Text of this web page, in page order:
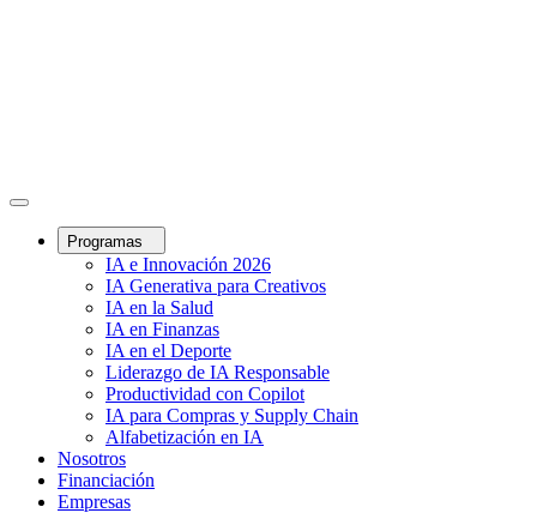
Programas
IA e Innovación 2026
IA Generativa para Creativos
IA en la Salud
IA en Finanzas
IA en el Deporte
Liderazgo de IA Responsable
Productividad con Copilot
IA para Compras y Supply Chain
Alfabetización en IA
Nosotros
Financiación
Empresas